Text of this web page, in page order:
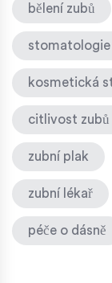
bělení zubů
stomatologie
kosmetická
citlivost zubů
zubní plak
zubní lékař
péče o dásně